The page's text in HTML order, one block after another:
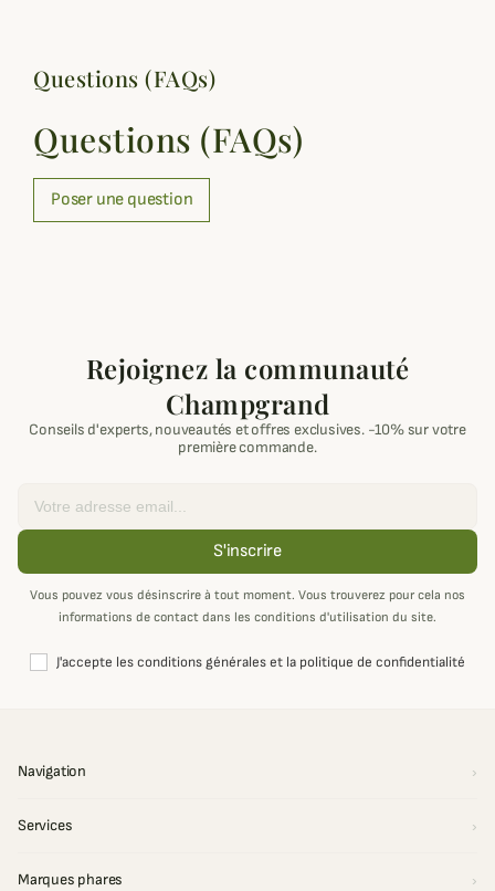
Questions (FAQs)
Questions (FAQs)
Poser une question
Rejoignez la communauté
Champgrand
Conseils d'experts, nouveautés et offres exclusives. -10% sur votre
première commande.
S'inscrire
Vous pouvez vous désinscrire à tout moment. Vous trouverez pour cela nos
informations de contact dans les conditions d'utilisation du site.
J'accepte les conditions générales et la politique de confidentialité
Navigation
Services
Marques phares